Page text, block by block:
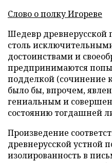
Слово о полку Игореве
Шедевр древнерусской
столь
достоинствами и
предпринимаются
подделкой (сочинение
было бы, впрочем,
гениальным и
состоянию тогдашней
Произведение
древнерусской устной
изолированность в